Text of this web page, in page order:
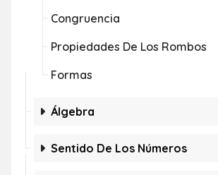
Congruencia
Propiedades De Los Rombos
Formas
Álgebra
Sentido De Los Números